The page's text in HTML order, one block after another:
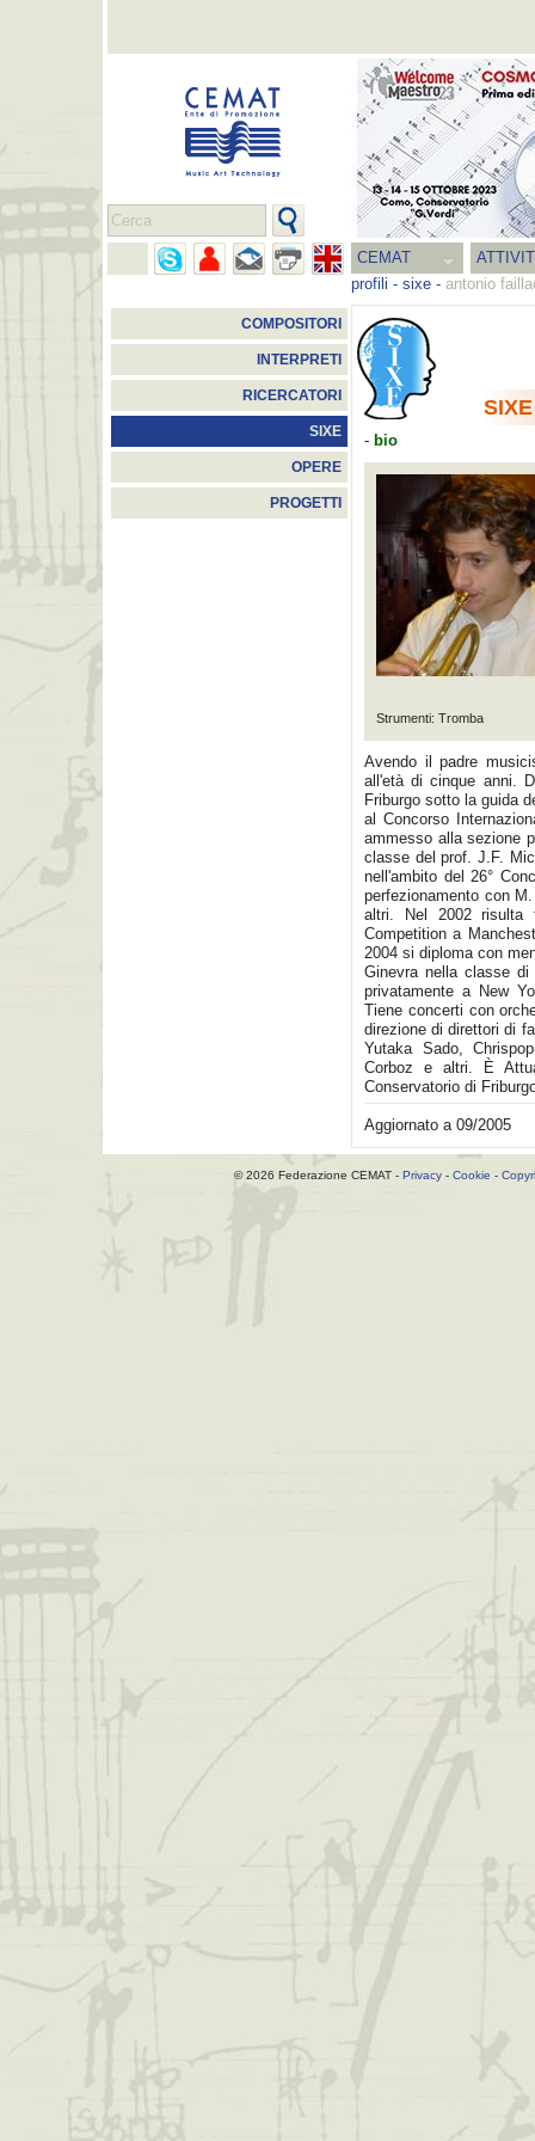
CEMAT
profili - sixe - antonio
COMPOSITORI
INTERPRETI
RICERCATORI
SIXE
OPERE
PROGETTI
SIXE
- bio
Strumenti: Tromba
Avendo il padre
all'età di cinque anni.
Friburgo sotto la guida
al Concorso
ammesso alla sezione
classe del prof. J.F.
nell'ambito del 26°
perfezionamento con
altri. Nel 2002 risulta
Competition a
2004 si diploma con
Ginevra nella classe di
privatamente a New
Tiene concerti con
direzione di direttori di
Yutaka Sado,
Corboz e altri. È
Conservatorio di
Aggiornato a 09/2005
© 2026 Federazione CEMAT - Privacy- Cookie -